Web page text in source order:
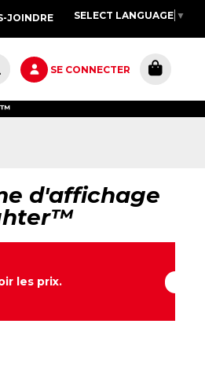
JOINDRE SELECT LANGUAGE ▼
SE CONNECTER
d'affichage
les prix.